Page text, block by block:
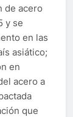
de acero
y se
en las
asiático;
en
acero a
que